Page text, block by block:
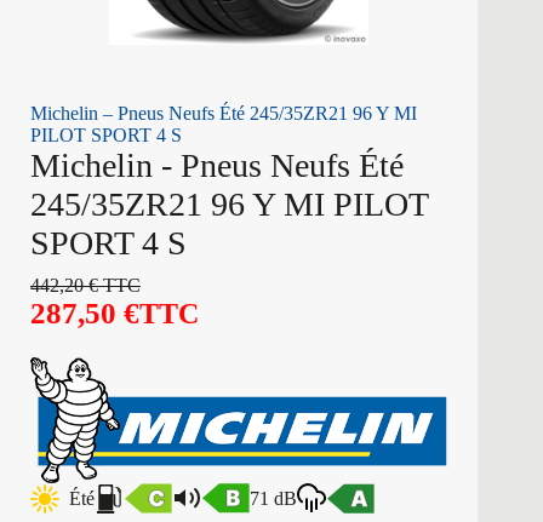
Michelin – Pneus Neufs Été 245/35ZR21 96 Y MI
PILOT SPORT 4 S
Michelin - Pneus Neufs Été
245/35ZR21 96 Y MI PILOT
SPORT 4 S
442,20€TTC
287,50 €TTC
Été 71 dB